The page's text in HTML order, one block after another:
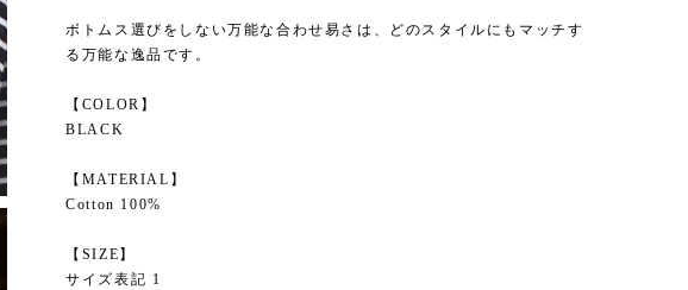
ボトムス選びをしない万能な合わせ易さは、どのスタイルにもマッチす
る万能な逸品です。
【COLOR】
BLACK
【MATERIAL】
Cotton 100%
【SIZE】
サイズ表記 1